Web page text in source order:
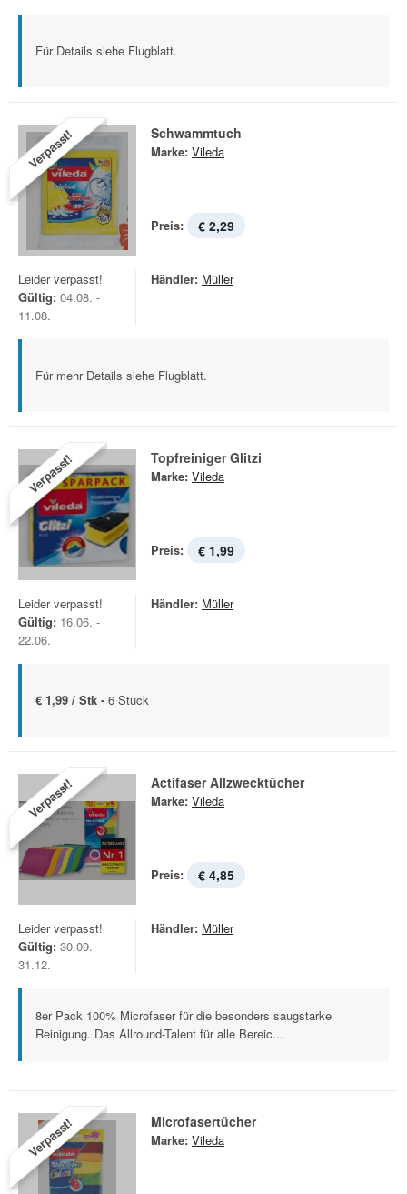
Für Details siehe Flugblatt.
Verpasst! Schwammtuch
Marke: Vileda
Preis: € 2,29
Leider verpasst!
Gültig: 04.08. -
11.08.
Händler: Müller
Für mehr Details siehe Flugblatt.
Verpasst! Topfreiniger Glitzi
Marke: Vileda
Preis: € 1,99
Leider verpasst!
Gültig: 16.06. -
22.06.
Händler: Müller
€ 1,99 / Stk - 6 Stück
Verpasst! Actifaser Allzwecktücher
Marke: Vileda
Preis: € 4,85
Leider verpasst!
Gültig: 30.09. -
31.12.
Händler: Müller
8er Pack 100% Microfaser für die besonders saugstarke
Reinigung. Das Allround-Talent für alle Bereic...
Verpasst! Microfasertücher
Marke: Vileda